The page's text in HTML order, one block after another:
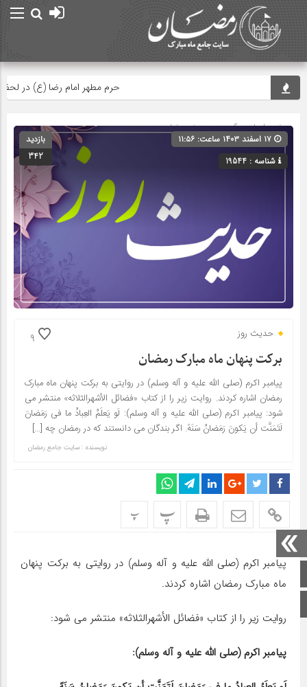
صفحه اصلی
حرم مطهر امام رضا (ع) در لحظه
صفحه اصلی» گروه »حدیث رمضان
شناسه : 19544
بازدید
342
9 حدیث روز
برکت پنهان ماه مبارک رمضان
پیامبر اکرم (صلی الله علیه و آله وسلم) در روایتی به برکت پنهان ماه مبارک
رمضان اشاره کردند. روایت زیر را از کتاب «فضائل الأشهرالثلاثه» منتشر می‌
شود: پیامبر اکرم (صلی الله علیه و آله وسلم): لَو یَعلَمُ العِبادُ ما فی رَمَضانَ
لَتَمَنَّت أن یَکونَ رَمَضانُ سَنَهً. اگر بندگان می دانستند که در رمضان چه […]
نویسنده : سایت جامع رمضان
پ پ
پیامبر اکرم (صلی الله علیه و آله وسلم) در روایتی به برکت پنهان
ماه مبارک رمضان اشاره کردند.
روایت زیر را از کتاب «فضائل الأشهرالثلاثه» منتشر می‌ شود:
پیامبر اکرم (صلی الله علیه و آله وسلم):